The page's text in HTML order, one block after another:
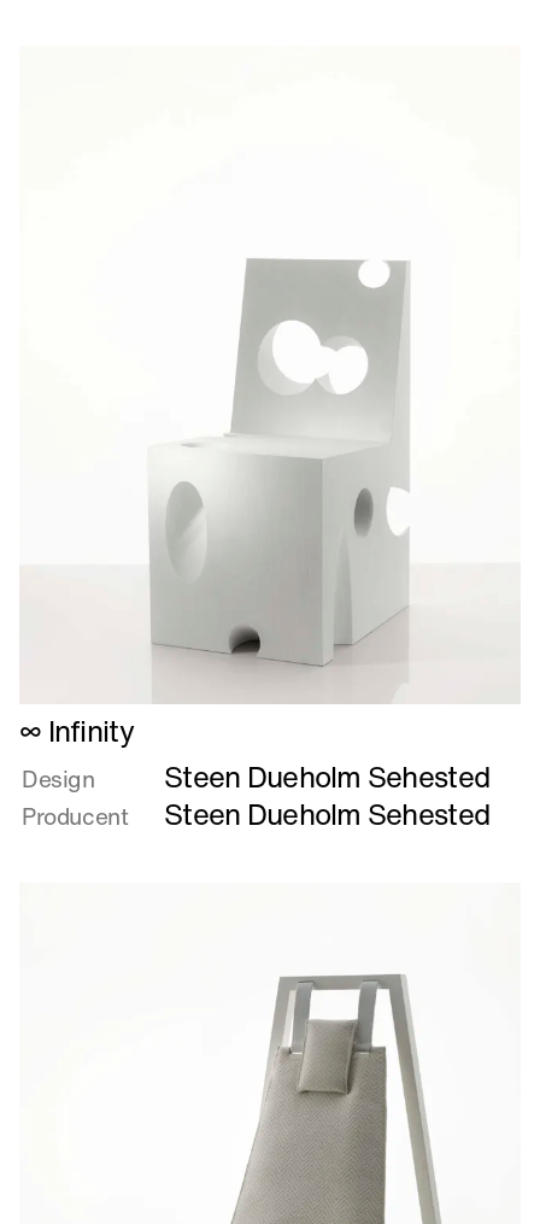
Læs
mere
om
∞
Infinity
∞ Infinity
Design Steen Dueholm Sehested
Producent Steen Dueholm Sehested